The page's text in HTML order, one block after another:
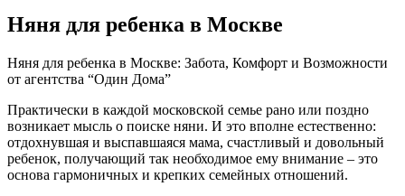
Няня для ребенка в Москве
Няня для ребенка в Москве: Забота, Комфорт и Возможности
от агентства “Один Дома”
Практически в каждой московской семье рано или поздно
возникает мысль о поиске няни. И это вполне естественно:
отдохнувшая и выспавшаяся мама, счастливый и довольный
ребенок, получающий так необходимое ему внимание – это
основа гармоничных и крепких семейных отношений.